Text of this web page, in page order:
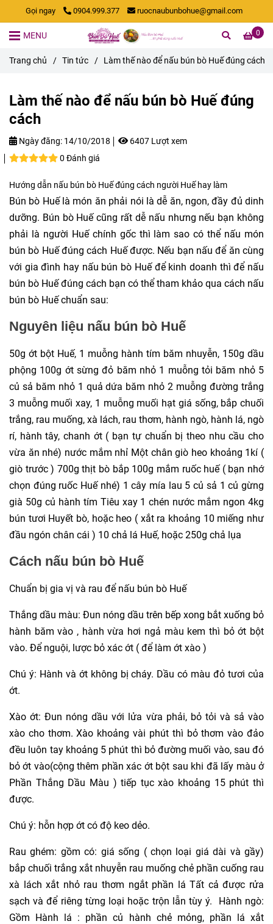
Gọi ngay 0904.999.377 ruocnaubunbohue@gmail.com
0
MENU
Trang chủ / Tin tức / Làm thế nào để nấu bún bò Huế đúng cách
Làm thế nào để nấu bún bò Huế đúng
cách
Ngày đăng: 14/10/2018
6407 Lượt xem
0 Đánh giá
Hướng dẫn nấu bún bò Huế đúng cách người Huế hay làm
Bún bò Huế là món ăn phải nói là dễ ăn, ngon, đầy đủ dinh
dưỡng. Bún bò Huế cũng rất dễ nấu nhưng nếu bạn không
phải là người Huế chính gốc thì làm sao có thể nấu món
bún bò Huế đúng cách Huế được. Nếu bạn nấu để ăn cùng
với gia đình hay nấu bún bò Huế để kinh doanh thì để nấu
bún bò Huế đúng cách bạn có thể tham khảo qua cách nấu
bún bò Huế chuẩn sau:
Nguyên liệu nấu bún bò Huế
50g ớt bột Huế, 1 muỗng hành tím băm nhuyễn, 150g dầu
phộng 100g ớt sừng đỏ băm nhỏ 1 muỗng tỏi băm nhỏ 5
củ sả băm nhỏ 1 quả dứa băm nhỏ 2 muỗng đường trắng
3 muỗng muối xay, 1 muỗng muối hạt giá sống, bắp chuối
trắng, rau muống, xà lách, rau thơm, hành ngò, hành lá, ngò
rí, hành tây, chanh ớt ( bạn tự chuẩn bị theo nhu cầu cho
vừa ăn nhé) nước mắm nhỉ Một chân giò heo khoảng 1kí (
giò trước ) 700g thịt bò bắp 100g mắm ruốc huế ( bạn nhớ
chọn đúng ruốc Huế nhé) 1 cây mía lau 5 củ sả 1 củ gừng
già 50g củ hành tím Tiêu xay 1 chén nước mắm ngon 4kg
bún tươi Huyết bò, hoặc heo ( xắt ra khoảng 10 miếng như
đầu ngón chân cái ) 10 chả lá Huế, hoặc 250g chả lụa
Cách nấu bún bò Huế
Chuẩn bị gia vị và rau để nấu bún bò Huế
Thắng dầu màu: Đun nóng dầu trên bếp xong bắt xuống bỏ
hành băm vào , hành vừa hơi ngả màu kem thì bỏ ớt bột
vào. Để nguội, lược bỏ xác ớt ( để làm ớt xào )
Chú ý: Hành và ớt không bị cháy. Dầu có màu đỏ tươi của
ớt.
Xào ớt: Đun nóng dầu với lửa vừa phải, bỏ tỏi và sả vào
xào cho thơm. Xào khoảng vài phút thì bỏ thơm vào đảo
đều luôn tay khoảng 5 phút thì bỏ đường muối vào, sau đó
bỏ ớt vào(cộng thêm phần xác ớt bột sau khi đã lấy màu ở
Phần Thắng Dầu Màu ) tiếp tục xào khoảng 15 phút thì
được.
Chú ý: hỗn hợp ớt có độ keo dẻo.
Rau ghém: gồm có: giá sống ( chọn loại giá dài và gầy)
bắp chuối trắng xắt nhuyễn rau muống chẻ phần cuống rau
xà lách xắt nhỏ rau thơm ngắt phần lá Tất cả được rửa
sạch và để riêng từng loại hoặc trộn lẫn tùy ý. Hành ngò:
Gồm Hành lá : phần củ hành chẻ mỏng, phần lá xắt